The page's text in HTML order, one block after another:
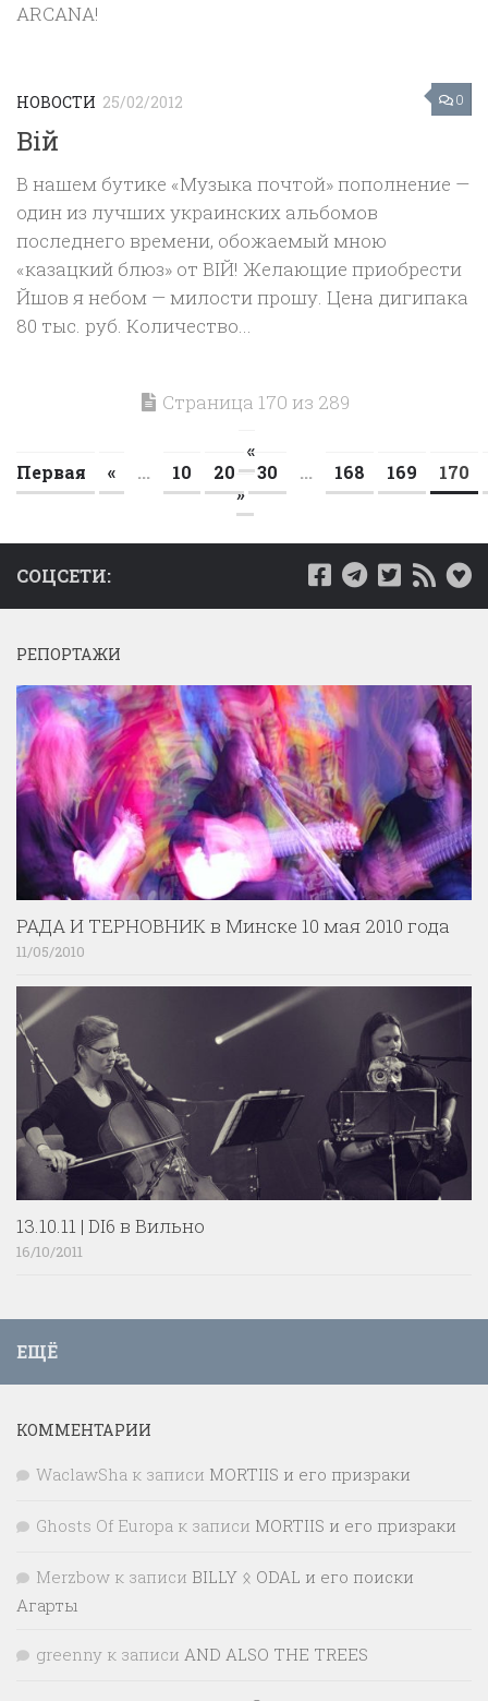
ARCANA!
0
НОВОСТИ 25/02/2012
Вiй
В нашем бутике «Музыка почтой» пополнение —
один из лучших украинских альбомов
последнего времени, обожаемый мною
«казацкий блюз» от ВIЙ! Желающие приобрести
Йшов я небом — милости прошу. Цена дигипака
80 тыс. руб. Количество...
Страница 170 из 289
«
Первая
« ... 10 20 30 ... 168 169
170
»
СОЦСЕТИ:
РЕПОРТАЖИ
РАДА И ТЕРНОВНИК в Минске 10 мая 2010 года
11/05/2010
13.10.11 | DI6 в Вильно
16/10/2011
ЕЩЁ
КОММЕНТАРИИ
WaclawSha к записи MORTIIS и его призраки
Ghosts Of Europa к записи MORTIIS и его призраки
Merzbow к записи BILLY ᛟ ODAL и его поиски
Агарты
greenny к записи AND ALSO THE TREES